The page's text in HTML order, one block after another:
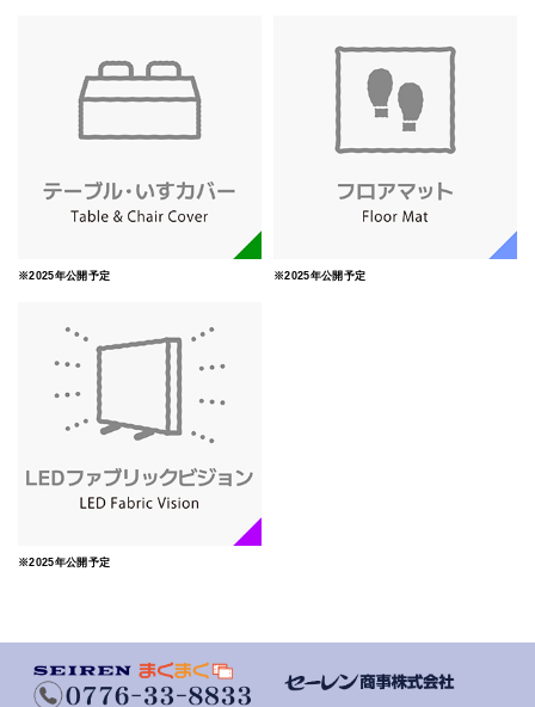
※2025年公開予定 ※2025年公開予定
※2025年公開予定